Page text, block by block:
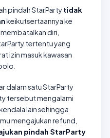
pindah StarPartytidak
keikutsertaannya ke
diri,
tertentu yang
izin masuk kawasan
dalam satu StarParty
tersebut mengalami
lain sehingga
mengajukan refund,
pindah StarParty